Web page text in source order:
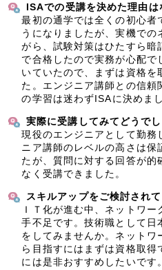
ISAでの受講を決めた理由は
最初の通学では全くの初心者
うになりましたが、実機での
がら、試験対策はひたすら暗
で合格したので実務が心配で
いていたので、まずは資格を
た。エンジニア講師との信
の学習は迷わずISAに決めまし
実際に受講してみてどうでし
現役のエンジニアとして勤務
ニア講師のレベルの高さは保
たが、質問に対する回答が的
なく受講できました。
スキルアップをご検討され
ＩＴ化が進む中、ネットワー
手不足です。技術職として日
をしてみませんか。ネットワ
ら目指すにはまずは資格取得
には是非おすすめしたいです。